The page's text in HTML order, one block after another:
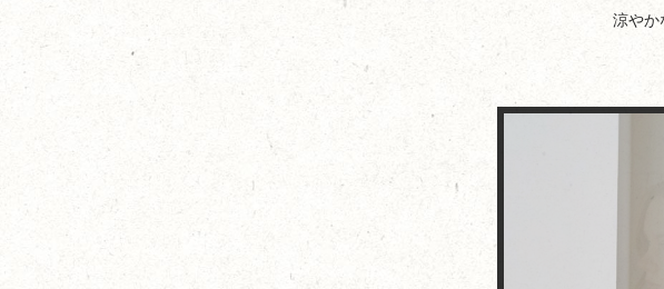
涼やか